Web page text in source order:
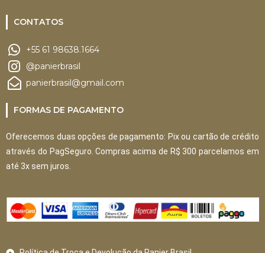
CONTATOS
+55 61 98638.1664
@panierbrasil
panierbrasil@gmail.com
FORMAS DE PAGAMENTO
Oferecemos duas opções de pagamento: Pix ou cartão de crédito
através do PagSeguro. Compras acima de R$ 300 parcelamos em
até 3x sem juros.